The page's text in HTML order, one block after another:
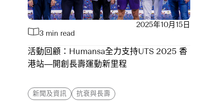
3 min read
2025年10月15日
活動回顧：Humansa全力支持UTS 2025 香
港站—開創長壽運動新里程
新聞及資訊 抗衰與長壽